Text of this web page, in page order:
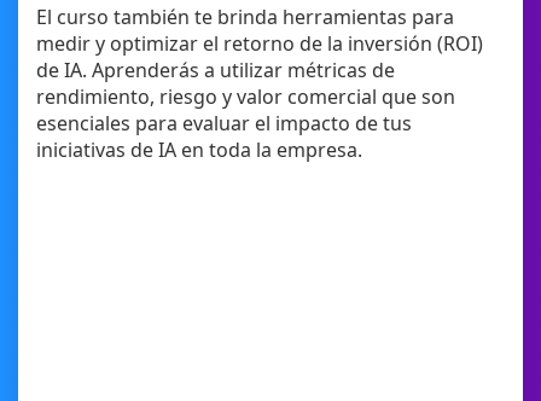
El curso también te brinda herramientas para
medir y optimizar el retorno de la inversión (ROI)
de IA. Aprenderás a utilizar métricas de
rendimiento, riesgo y valor comercial que son
esenciales para evaluar el impacto de tus
iniciativas de IA en toda la empresa.